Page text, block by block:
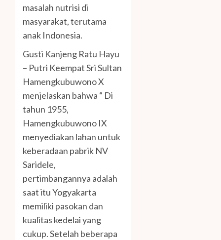
masalah nutrisi di
masyarakat, terutama
anak Indonesia.
Gusti Kanjeng Ratu Hayu
– Putri Keempat Sri Sultan
Hamengkubuwono X
menjelaskan bahwa “ Di
tahun 1955,
Hamengkubuwono IX
menyediakan lahan untuk
keberadaan pabrik NV
Saridele,
pertimbangannya adalah
saat itu Yogyakarta
memiliki pasokan dan
kualitas kedelai yang
cukup. Setelah beberapa